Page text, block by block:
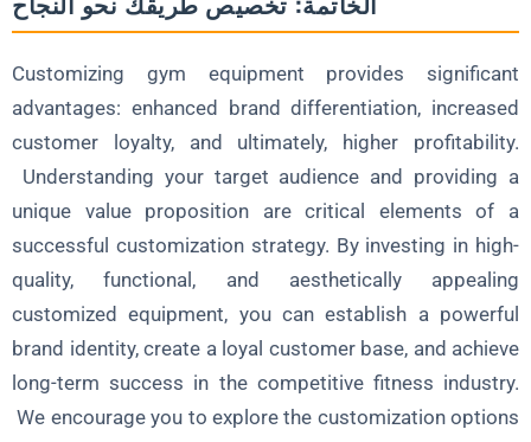
Customizing gym equipment provides significant
advantages: enhanced brand differentiation, increased
customer loyalty, and ultimately, higher profitability.
Understanding your target audience and providing a
unique value proposition are critical elements of a
successful customization strategy. By investing in high-
quality, functional, and aesthetically appealing
customized equipment, you can establish a powerful
brand identity, create a loyal customer base, and achieve
long-term success in the competitive fitness industry.
We encourage you to explore the customization options